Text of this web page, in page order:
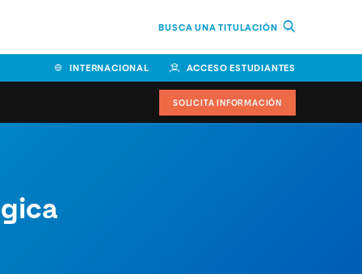
BUSCA UNA TITULACIÓN
INTERNACIONAL ACCESO ESTUDIANTES
Educación y Humanidades
SOLICITA INFORMACIÓN